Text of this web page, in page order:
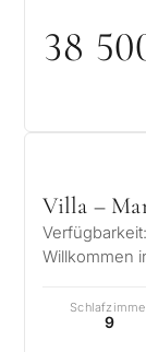
38 50
Villa –
Willkommen
9